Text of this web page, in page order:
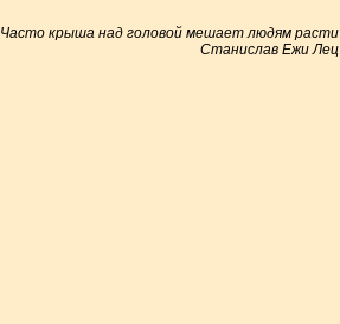
Часто крыша над головой мешает людям расти
Станислав Ежи Лец